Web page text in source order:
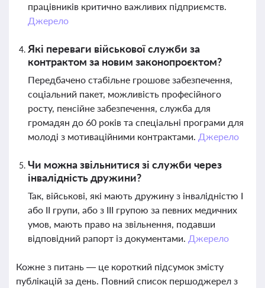
працівників критично важливих підприємств.
Джерело
Які переваги військової служби за
контрактом за новим законопроєктом?
Передбачено стабільне грошове забезпечення,
соціальний пакет, можливість професійного
росту, пенсійне забезпечення, служба для
громадян до 60 років та спеціальні програми для
молоді з мотиваційними контрактами. Джерело
Чи можна звільнитися зі служби через
інвалідність дружини?
Так, військові, які мають дружину з інвалідністю I
або II групи, або з III групою за певних медичних
умов, мають право на звільнення, подавши
відповідний рапорт із документами. Джерело
Кожне з питань — це короткий підсумок змісту
публікацій за день. Повний список першоджерел з